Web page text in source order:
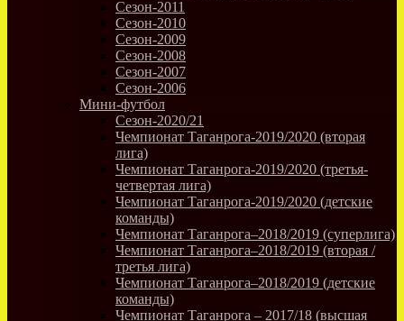
Сезон-2011
Сезон-2010
Сезон-2009
Сезон-2008
Сезон-2007
Сезон-2006
Мини-футбол
Сезон-2020/21
Чемпионат Таганрога-2019/2020 (вторая
лига)
Чемпионат Таганрога-2019/2020 (третья-
четвертая лига)
Чемпионат Таганрога-2019/2020 (детские
команды)
Чемпионат Таганрога–2018/2019 (суперлига)
Чемпионат Таганрога–2018/2019 (вторая /
третья лига)
Чемпионат Таганрога–2018/2019 (детские
команды)
Чемпионат Таганрога – 2017/18 (высшая